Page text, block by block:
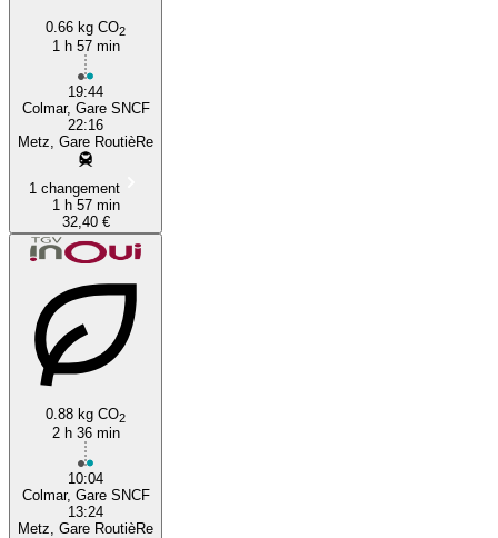
0.66 kg CO2
1 h 57 min
19:44
Colmar, Gare SNCF
22:16
Metz, Gare RoutièRe
1 changement
1 h 57 min
32,40 €
0.88 kg CO2
2 h 36 min
10:04
Colmar, Gare SNCF
13:24
Metz, Gare RoutièRe